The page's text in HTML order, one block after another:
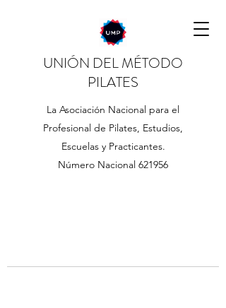
UNIÓN DEL MÉTODO
PILATES
La Asociación Nacional para el
Profesional de Pilates, Estudios,
Escuelas y Practicantes.
Número Nacional 621956